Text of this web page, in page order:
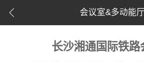
会议室&多动能厅
长沙湘通国际铁路